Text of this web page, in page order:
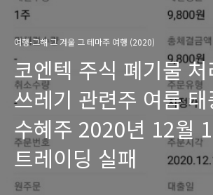
여행-그해 그 겨울 그 테마주 여행 (2020)
코엔텍 주식 폐기물
쓰레기 관련주 여름 태
수혜주 2020년 12월
트레이딩 실패